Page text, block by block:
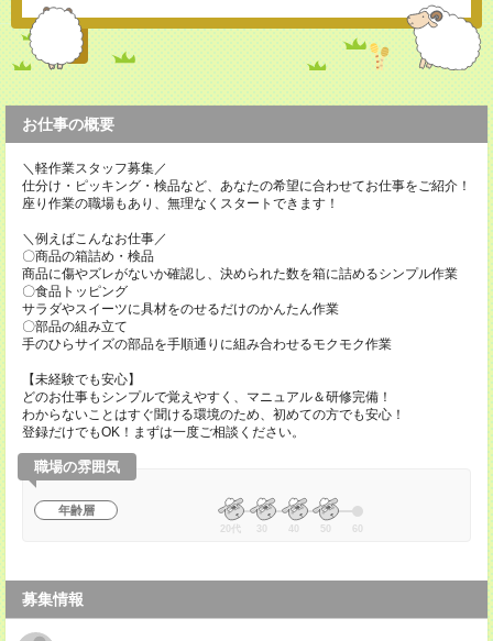
お仕事の概要
＼軽作業スタッフ募集／
仕分け・ピッキング・検品など、あなたの希望に合わせてお仕事をご紹介！
座り作業の職場もあり、無理なくスタートできます！
＼例えばこんなお仕事／
〇商品の箱詰め・検品
商品に傷やズレがないか確認し、決められた数を箱に詰めるシンプル作業
〇食品トッピング
サラダやスイーツに具材をのせるだけのかんたん作業
〇部品の組み立て
手のひらサイズの部品を手順通りに組み合わせるモクモク作業
【未経験でも安心】
どのお仕事もシンプルで覚えやすく、マニュアル＆研修完備！
わからないことはすぐ聞ける環境のため、初めての方でも安心！
登録だけでもOK！まずは一度ご相談ください。
職場の雰囲気
年齢層
20代 30 40 50 60
募集情報